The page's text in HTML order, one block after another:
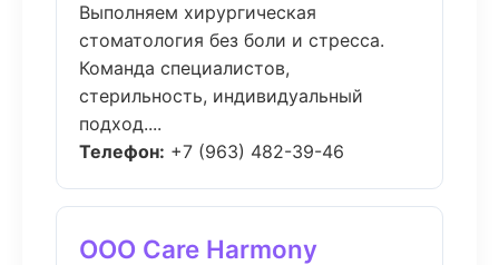
Выполняем хирургическая
стоматология без боли и стресса.
Команда специалистов,
стерильность, индивидуальный
подход....
Телефон: +7 (963) 482-39-46
ООО Care Harmony